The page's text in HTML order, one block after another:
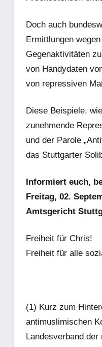
Doch auch
Ermittlungen
Gegenaktivitäten
von Handydaten
von repressiven
Diese Beispiele,
zunehmende
und der Parole
das Stuttgarter
Informiert euch,
Freitag, 02.
Amtsgericht
Freiheit für Chris!
Freiheit für alle
(1) Kurz zum
antimuslimischen
Landesverband